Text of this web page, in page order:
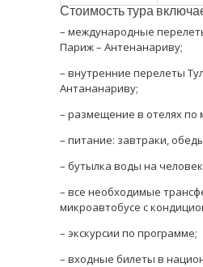
Стоимость тура
– международные
Париж – Антенанариву;
– внутренние перелеты
Антананариву;
– размещение в отелях по
– питание: завтраки,
– бутылка воды на
– все необходимые
микроавтобусе с
– экскурсии по программе;
– входные билеты в